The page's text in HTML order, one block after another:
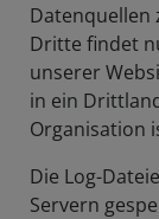
Datenquellen
Dritte findet
unserer
in ein
Organisation
Die Log-
Servern